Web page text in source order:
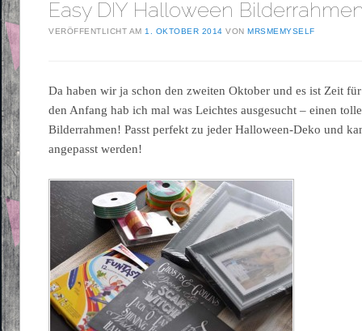
Easy DIY Halloween
VERÖFFENTLICHT AM1. OKTOBER 2014 VONMRSMEMYSELF
Da haben wir ja schon den zweiten Oktober und es ist Zeit
den Anfang hab ich mal was Leichtes ausgesucht – einen
Bilderrahmen! Passt perfekt zu jeder Halloween-Deko und
angepasst werden!